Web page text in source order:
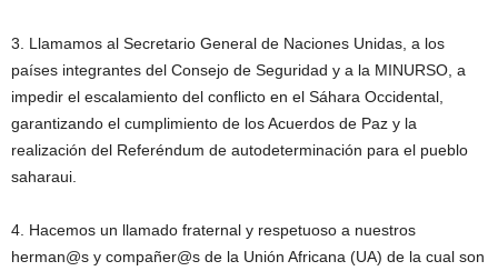
3. Llamamos al Secretario General de Naciones Unidas, a los
países integrantes del Consejo de Seguridad y a la MINURSO, a
impedir el escalamiento del conflicto en el Sáhara Occidental,
garantizando el cumplimiento de los Acuerdos de Paz y la
realización del Referéndum de autodeterminación para el pueblo
saharaui.
4. Hacemos un llamado fraternal y respetuoso a nuestros
herman@s y compañer@s de la Unión Africana (UA) de la cual son